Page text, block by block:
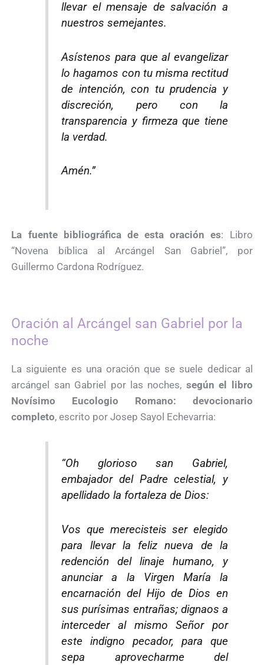
llevar el mensaje de salvación a
nuestros semejantes.
Asístenos para que al evangelizar
lo hagamos con tu misma rectitud
de intención, con tu prudencia y
discreción, pero con la
transparencia y firmeza que tiene
la verdad.
Amén.”
La fuente bibliográfica de esta oración es: Libro
“Novena bíblica al Arcángel San Gabriel”, por
Guillermo Cardona Rodríguez.
Oración al Arcángel san Gabriel por la
noche
La siguiente es una oración que se suele dedicar al
arcángel san Gabriel por las noches, según el libro
Novísimo Eucologio Romano: devocionario
completo, escrito por Josep Sayol Echevarria:
“Oh glorioso san Gabriel,
embajador del Padre celestial, y
apellidado la fortaleza de Dios:
Vos que merecisteis ser elegido
para llevar la feliz nueva de la
redención del linaje humano, y
anunciar a la Virgen María la
encarnación del Hijo de Dios en
sus purísimas entrañas; dignaos a
interceder al mismo Señor por
este indigno pecador, para que
sepa aprovecharme del